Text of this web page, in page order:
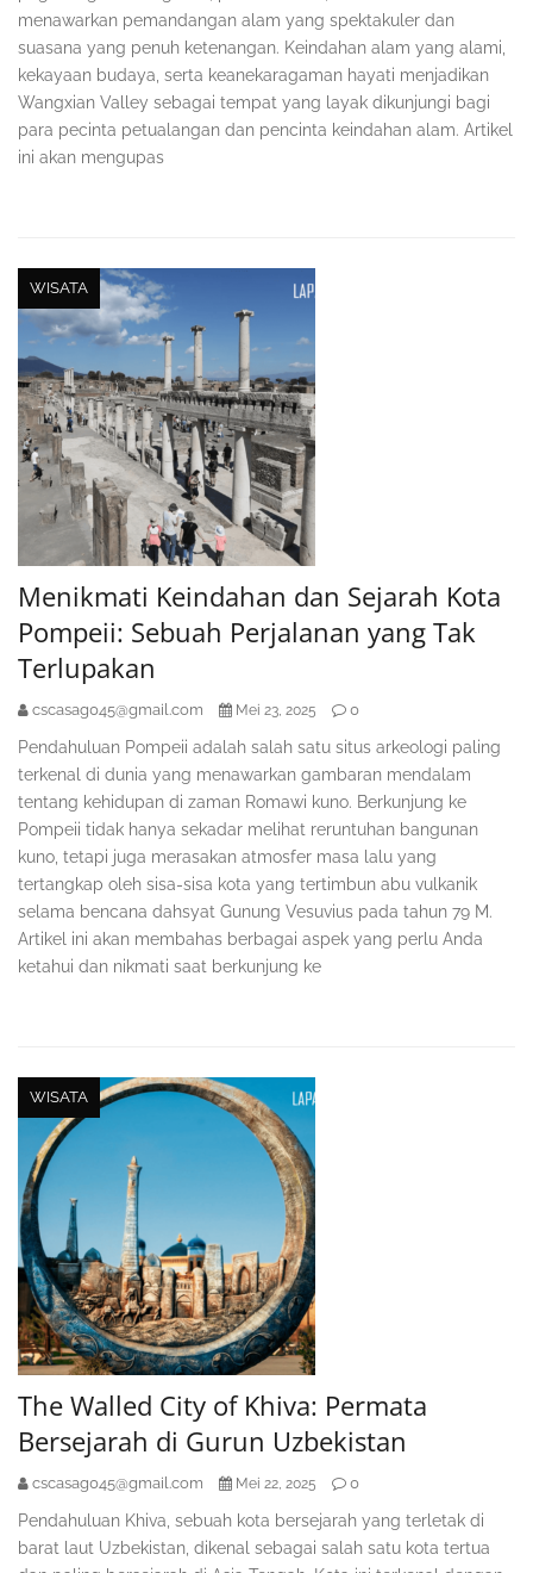
menawarkan pemandangan alam yang spektakuler dan
suasana yang penuh ketenangan. Keindahan alam yang alami,
kekayaan budaya, serta keanekaragaman hayati menjadikan
Wangxian Valley sebagai tempat yang layak dikunjungi bagi
para pecinta petualangan dan pencinta keindahan alam. Artikel
ini akan mengupas
WISATA
Menikmati Keindahan dan Sejarah Kota
Pompeii: Sebuah Perjalanan yang Tak
Terlupakan
cscasag045@gmail.com Mei 23, 2025 0
Pendahuluan Pompeii adalah salah satu situs arkeologi paling
terkenal di dunia yang menawarkan gambaran mendalam
tentang kehidupan di zaman Romawi kuno. Berkunjung ke
Pompeii tidak hanya sekadar melihat reruntuhan bangunan
kuno, tetapi juga merasakan atmosfer masa lalu yang
tertangkap oleh sisa-sisa kota yang tertimbun abu vulkanik
selama bencana dahsyat Gunung Vesuvius pada tahun 79 M.
Artikel ini akan membahas berbagai aspek yang perlu Anda
ketahui dan nikmati saat berkunjung ke
WISATA
The Walled City of Khiva: Permata
Bersejarah di Gurun Uzbekistan
cscasag045@gmail.com Mei 22, 2025 0
Pendahuluan Khiva, sebuah kota bersejarah yang terletak di
barat laut Uzbekistan, dikenal sebagai salah satu kota tertua